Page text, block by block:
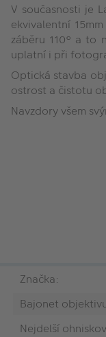
V současnosti je
ekvivalentní
záběru 110° a to
uplatní i při
Optická stavba
ostrost a čistotu
Navzdory všem
Značka:
Bajonet
Nejdelší